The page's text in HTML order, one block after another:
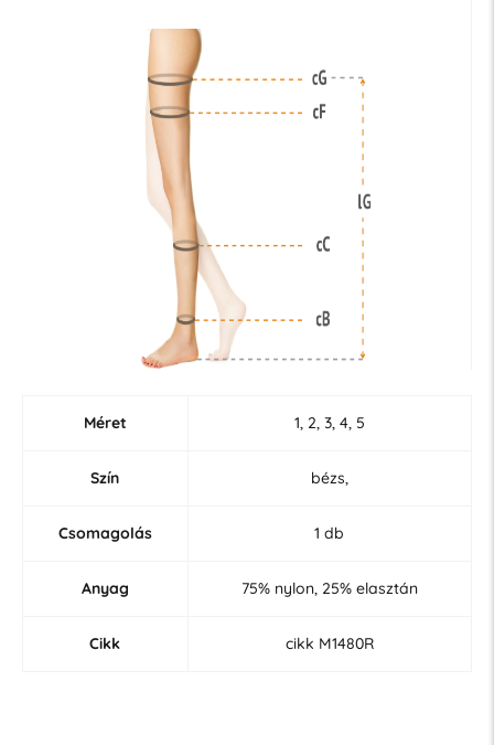
Méret 1, 2, 3, 4, 5
Szín bézs,
Csomagolás 1 db
Anyag 75% nylon, 25% elasztán
Cikk cikk M1480R